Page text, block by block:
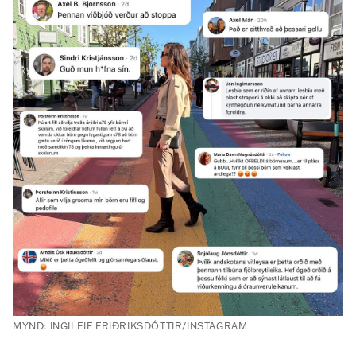
MYND: INGILEIF FRIÐRIKSDÓTTIR/INSTAGRAM